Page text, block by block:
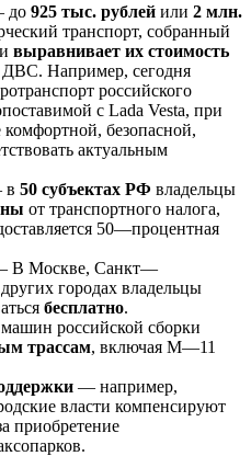
до 925 тыс. рублей или 2 млн.
транспорт, собранный
выравнивает их стоимость
ДВС. Например, сегодня
российского
с Lada Vesta, при
безопасной,
актуальным
50 субъектах РФ владельцы
от транспортного налога,
50—процентная
В Москве, Санкт—
городах владельцы
бесплатно.
машин российской сборки
трассам, включая М—11
— например,
власти компенсируют
приобретение